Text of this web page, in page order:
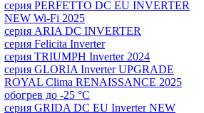
серия PERFETTO DC EU INVERTER
NEW Wi-Fi 2025
серия ARIA DC INVERTER
серия Felicita Inverter
серия TRIUMPH Inverter 2024
серия GLORIA Inverter UPGRADE
ROYAL Clima RENAISSANCE 2025
обогрев до -25 °С
серия GRIDA DC EU Inverter NEW